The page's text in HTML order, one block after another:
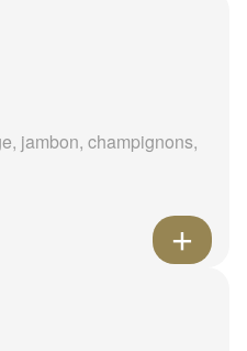
jambon, champignons,